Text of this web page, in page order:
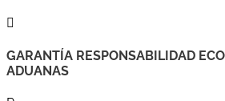

GARANTÍA RESPONSABILIDAD
ADUANAS